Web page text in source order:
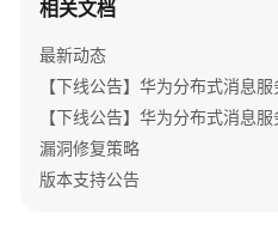
欠
费
明
相关文档
最新动态
【下线公告】华为分布式消息
漏洞修复策略
版本支持公告